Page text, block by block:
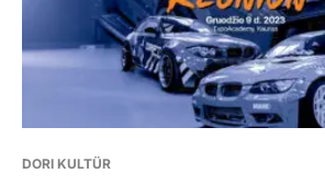
DORI KULTÜR